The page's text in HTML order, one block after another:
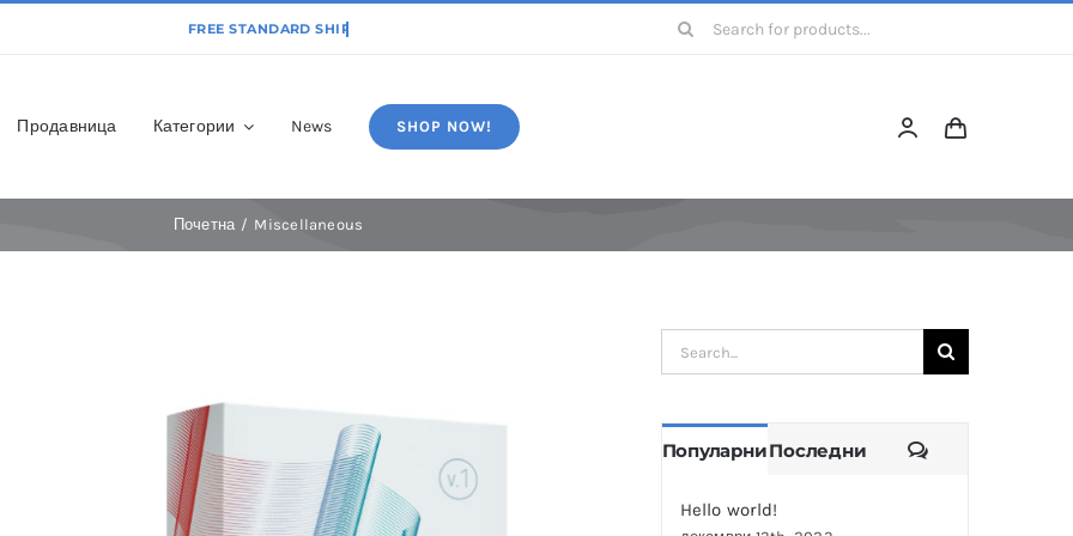
Барајте:
Продавница Категории News SHOP NOW!
Почетна Miscellaneous
Барајте:
ПопуларниПоследни Коментари
Hello world!